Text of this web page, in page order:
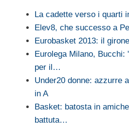
La cadette verso i quarti
Elev8, che successo a
Eurobasket 2013: il
Eurolega Milano, Bucchi:
per il…
Under20 donne: azzurre
in A
Basket: batosta in
battuta…